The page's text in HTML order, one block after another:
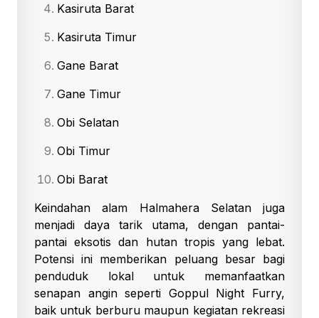
Kasiruta Barat
Kasiruta Timur
Gane Barat
Gane Timur
Obi Selatan
Obi Timur
Obi Barat
Keindahan alam Halmahera Selatan juga
menjadi daya tarik utama, dengan pantai-
pantai eksotis dan hutan tropis yang lebat.
Potensi ini memberikan peluang besar bagi
penduduk lokal untuk memanfaatkan
senapan angin seperti Goppul Night Furry,
baik untuk berburu maupun kegiatan rekreasi